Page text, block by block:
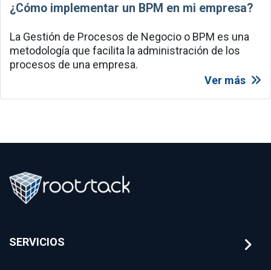
¿Cómo implementar un BPM en mi empresa?
La Gestión de Procesos de Negocio o BPM es una
metodología que facilita la administración de los
procesos de una empresa.
Ver más
SERVICIOS